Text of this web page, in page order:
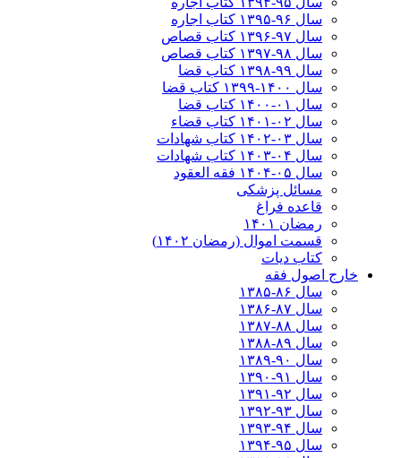
سال ۹۶-۱۳۹۵ کتاب اجاره
سال ۹۷-۱۳۹۶ کتاب قصاص
سال ۹۸-۱۳۹۷ کتاب قصاص
سال ۹۹-۱۳۹۸‍ کتاب قضا
سال ۱۴۰۰-۱۳۹۹ کتاب قضا
سال ۰۱-۱۴۰۰ کتاب قضا
سال ۰۲-۱۴۰۱ کتاب قضاء
سال ۰۳-۱۴۰۲ کتاب شهادات
سال ۰۴-۱۴۰۳ کتاب شهادات
سال ۰۵-۱۴۰۴ فقه العقود
مسائل پزشکی
قاعده فراغ
رمضان ۱۴۰۱
قسمت اموال (رمضان ۱۴۰۲)
کتاب دیات
خارج اصول فقه
سال ۸۶-۱۳۸۵
سال ۸۷-۱۳۸۶
سال ۸۸-۱۳۸۷
سال ۸۹-۱۳۸۸
سال ۹۰-۱۳۸۹
سال ۹۱-۱۳۹۰
سال ۹۲-۱۳۹۱
سال ۹۳-۱۳۹۲
سال ۹۴-۱۳۹۳
سال ۹۵-۱۳۹۴